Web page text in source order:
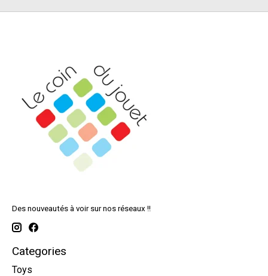
Des nouveautés à voir sur nos réseaux !!
Categories
Toys